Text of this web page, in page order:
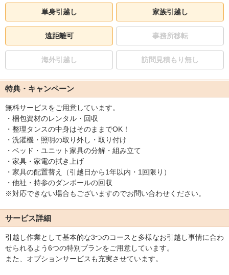
単身引越し 家族引越し
遠距離可 事務所移転
海外引越し 訪問見積もり無し
特典・キャンペーン
無料サービスをご用意しています。
・梱包資材のレンタル・回収
・整理タンスの中身はそのままでOK！
・洗濯機・照明の取り外し・取り付け
・ベッド・ユニット家具の分解・組み立て
・家具・家電の拭き上げ
・家具の配置替え（引越日から1年以内・1回限り）
・他社・持参のダンボールの回収
※対応できない場合もございますのでお問い合わせください。
サービス詳細
引越し作業として基本的な3つのコースと多様なお引越し事情に合わ
せられるよう6つの特別プランをご用意しています。
また、オプションサービスも充実させています。